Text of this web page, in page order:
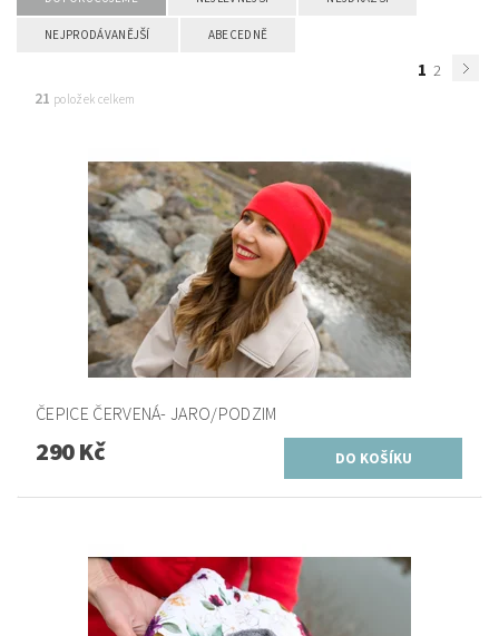
NEJPRODÁVANĚJŠÍ ABECEDNĚ
1 2
21 položek celkem
ČEPICE ČERVENÁ- JARO/PODZIM
290 Kč